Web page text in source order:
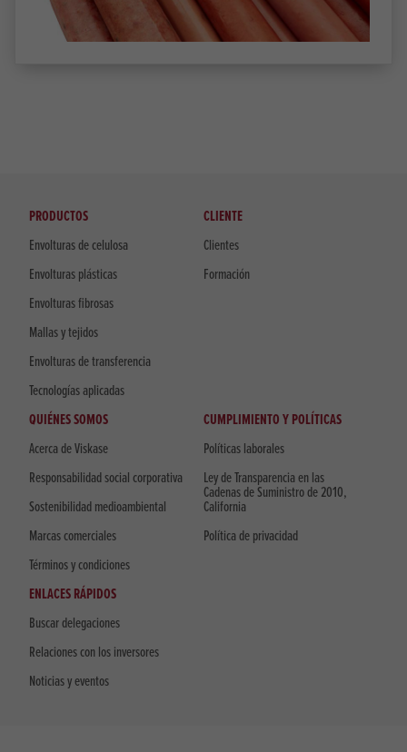
PRODUCTOS
Envolturas de celulosa
Envolturas plásticas
Envolturas fibrosas
Mallas y tejidos
Envolturas de transferencia
Tecnologías aplicadas
CLIENTE
Clientes
Formación
QUIÉNES SOMOS
Acerca de Viskase
Responsabilidad social corporativa
Sostenibilidad medioambiental
Marcas comerciales
Términos y condiciones
CUMPLIMIENTO Y POLÍTICAS
Políticas laborales
Ley de Transparencia en las
Cadenas de Suministro de 2010,
California
Política de privacidad
ENLACES RÁPIDOS
Buscar delegaciones
Relaciones con los inversores
Noticias y eventos